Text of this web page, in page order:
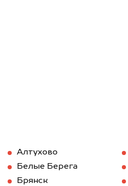
Алтухово
Белые Берега
Брянск